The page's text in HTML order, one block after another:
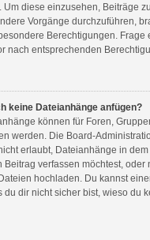
Um diese einzusehen, Beiträge
Vorgänge durchzuführen,
Berechtigungen. Frage
nach entsprechenden
keine Dateianhänge anfügen?
können für Foren,
werden. Die Board-
erlaubt, Dateianhänge in
Beitrag verfassen möchtest, oder
hochladen. Du kannst
du dir nicht sicher bist, wieso du